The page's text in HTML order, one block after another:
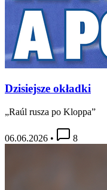
Dzisiejsze okładki
„Raúl rusza po Kloppa”
06.06.2026 • 8